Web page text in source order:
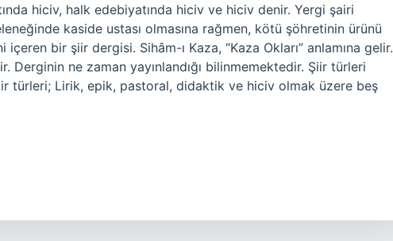
hiciv, halk edebiyatında hiciv ve hiciv denir. Yergi şairi
kaside ustası olmasına rağmen, kötü şöhretinin ürünü
bir şiir dergisi. Sihâm-ı Kaza, “Kaza Okları” anlamına gelir.
Derginin ne zaman yayınlandığı bilinmemektedir. Şiir türleri
türleri; Lirik, epik, pastoral, didaktik ve hiciv olmak üzere beş